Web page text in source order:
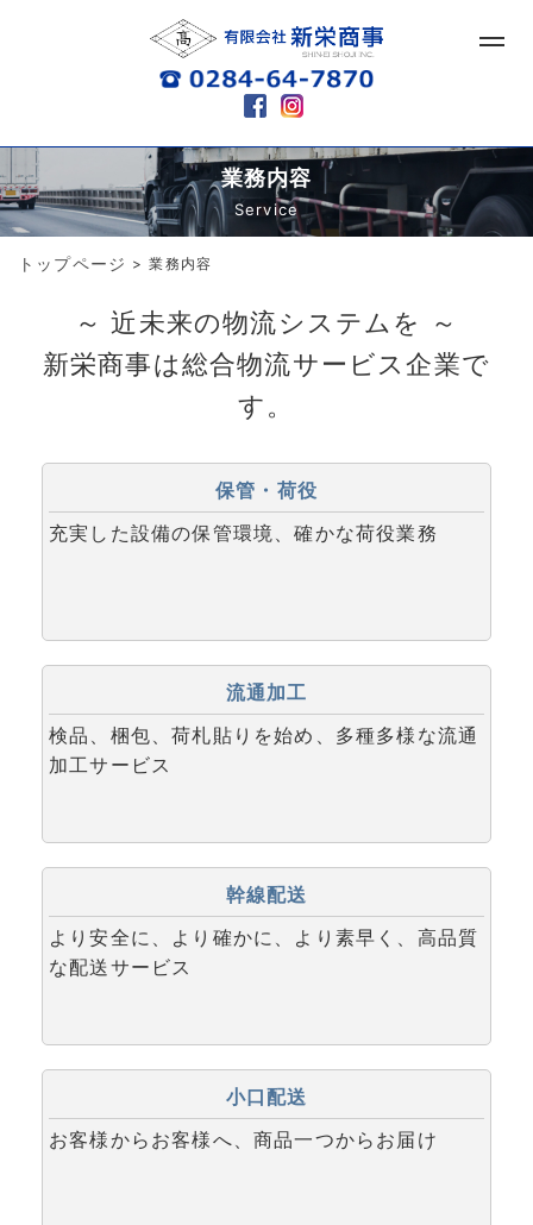
業務内容
Service
トップページ > 業務内容
～ 近未来の物流システムを ～
新栄商事は総合物流サービス企業で
す。
保管・荷役
充実した設備の保管環境、確かな荷役業務
流通加工
検品、梱包、荷札貼りを始め、多種多様な流通
加工サービス
幹線配送
より安全に、より確かに、より素早く、高品質
な配送サービス
小口配送
お客様からお客様へ、商品一つからお届け